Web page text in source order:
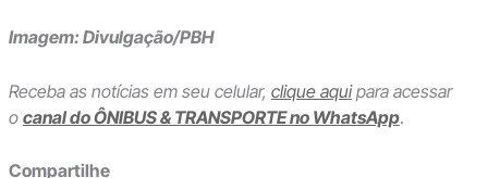
Imagem: Divulgação/PBH
Receba as notícias em seu celular, clique aquipara acessar
o canal do ÔNIBUS & TRANSPORTE no WhatsApp.
Compartilhe